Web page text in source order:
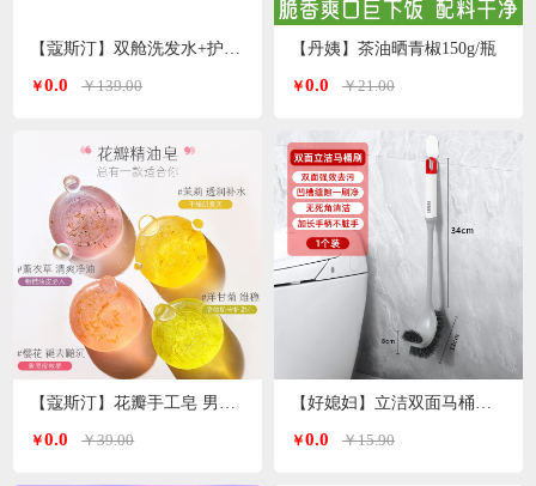
￥0.0 ￥139.00
￥0.0 ￥39.00
【丹姨】茶油晒青椒150g/瓶
￥0.0 ￥21.00
￥0.0 ￥15.90